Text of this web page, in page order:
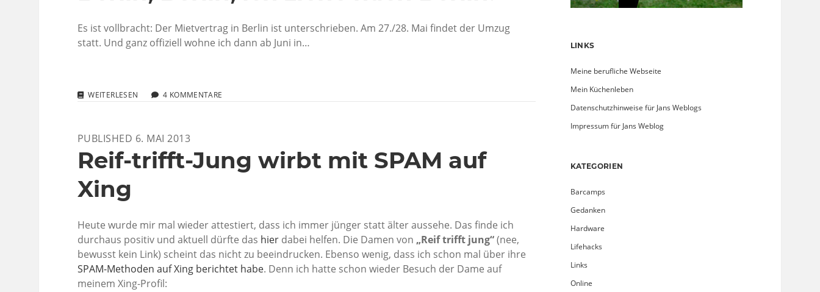
Es ist vollbracht: Der Mietvertrag in Berlin ist unterschrieben. Am 27./28. Mai findet der Umzug
statt. Und ganz offiziell wohne ich dann ab Juni in…
WEITERLESEN BERLIN,
NACH
BERLIN!
4 KOMMENTARE
PUBLISHED 6. MAI 2013
Reif-trifft-Jung wirbt mit SPAM auf
Xing
Heute wurde mir mal wieder attestiert, dass ich immer jünger statt älter aussehe. Das finde ich
durchaus positiv und aktuell dürfte das hier dabei helfen. Die Damen von „Reif trifft jung“(nee,
bewusst kein Link) scheint das nicht zu beeindrucken. Ebenso wenig, dass ich schon mal über ihre
SPAM-Methoden auf Xing berichtet habe. Denn ich hatte schon wieder Besuch der Dame auf
meinem Xing-Profil:
LINKS
Meine berufliche Webseite
Mein Küchenleben
Datenschutzhinweise für Jans Weblogs
Impressum für Jans Weblog
KATEGORIEN
Barcamps
Gedanken
Hardware
Lifehacks
Links
Online